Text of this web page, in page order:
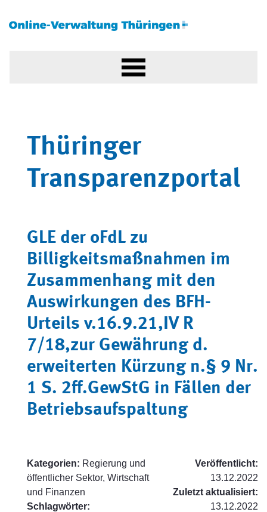
Thüringer
Transparenzportal
GLE der oFdL zu
Billigkeitsmaßnahmen im
Zusammenhang mit den
Auswirkungen des BFH-
Urteils v.16.9.21,IV R
7/18,zur Gewährung d.
erweiterten Kürzung n.§ 9 Nr.
1 S. 2ff.GewStG in Fällen der
Betriebsaufspaltung
Kategorien: Regierung und
öffentlicher Sektor, Wirtschaft
und Finanzen
Schlagwörter:
Veröffentlicht:
13.12.2022
Zuletzt aktualisiert:
13.12.2022